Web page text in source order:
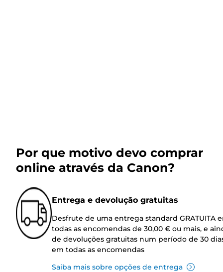
Por que motivo devo comprar
online através da Canon?
Entrega e devolução gratuitas
Desfrute de uma entrega standard GRATUITA
todas as encomendas de 30,00 € ou mais, e
de devoluções gratuitas num período de 30
em todas as encomendas
Saiba mais sobre opções de entrega